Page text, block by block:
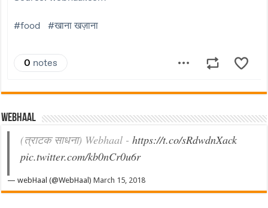
Webhaal
(त्राटक साधना) Webhaal -https://t.co/sRdwdnXack
pic.twitter.com/kb0nCr0u6r
— webHaal (@WebHaal)March 15, 2018